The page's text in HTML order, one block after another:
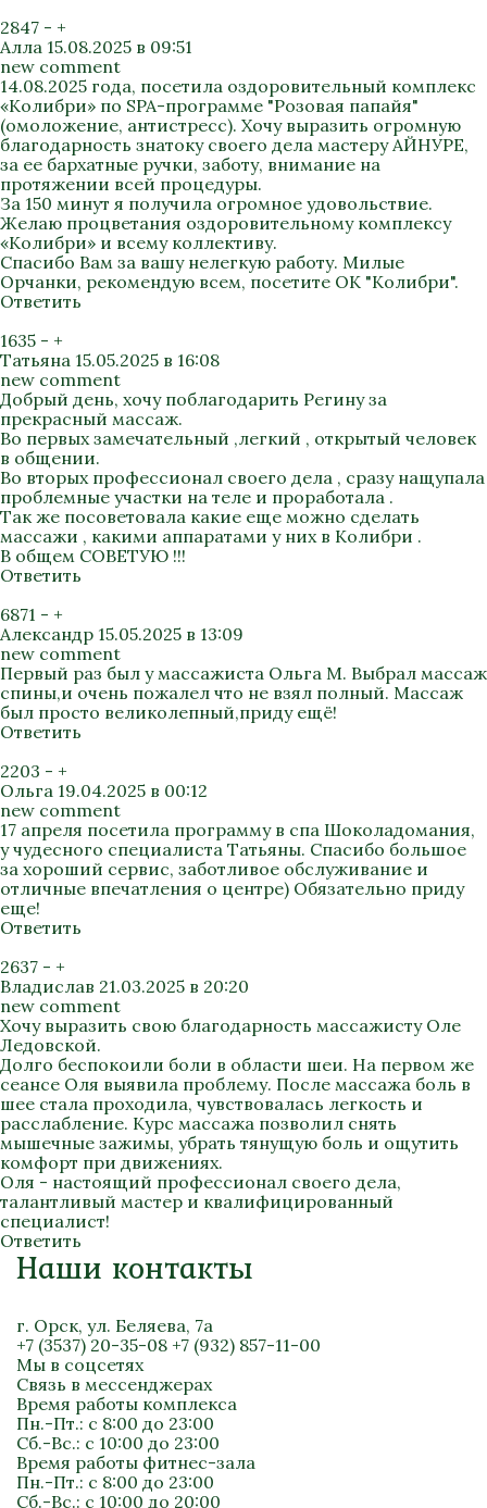
2847 - +
Алла 15.08.2025 в 09:51
new comment
14.08.2025 года, посетила оздоровительный комплекс
«Колибри» по SPA-программе "Розовая папайя"
(омоложение, антистресс). Хочу выразить огромную
благодарность знатоку своего дела мастеру АЙНУРЕ,
за ее бархатные ручки, заботу, внимание на
протяжении всей процедуры.
За 150 минут я получила огромное удовольствие.
Желаю процветания оздоровительному комплексу
«Колибри» и всему коллективу.
Спасибо Вам за вашу нелегкую работу. Милые
Орчанки, рекомендую всем, посетите ОК "Колибри".
Ответить
1635 - +
Татьяна 15.05.2025 в 16:08
new comment
Добрый день, хочу поблагодарить Регину за
прекрасный массаж.
Во первых замечательный ,легкий , открытый человек
в общении.
Во вторых профессионал своего дела , сразу нащупала
проблемные участки на теле и проработала .
Так же посоветовала какие еще можно сделать
массажи , какими аппаратами у них в Колибри .
В общем СОВЕТУЮ !!!
Ответить
6871 - +
Александр 15.05.2025 в 13:09
new comment
Первый раз был у массажиста Ольга М. Выбрал массаж
спины,и очень пожалел что не взял полный. Массаж
был просто великолепный,приду ещё!
Ответить
2203 - +
Ольга 19.04.2025 в 00:12
new comment
17 апреля посетила программу в спа Шоколадомания,
у чудесного специалиста Татьяны. Спасибо большое
за хороший сервис, заботливое обслуживание и
отличные впечатления о центре) Обязательно приду
еще!
Ответить
2637 - +
Владислав 21.03.2025 в 20:20
new comment
Хочу выразить свою благодарность массажисту Оле
Ледовской.
Долго беспокоили боли в области шеи. На первом же
сеансе Оля выявила проблему. После массажа боль в
шее стала проходила, чувствовалась легкость и
расслабление. Курс массажа позволил снять
мышечные зажимы, убрать тянущую боль и ощутить
комфорт при движениях.
Оля - настоящий профессионал своего дела,
талантливый мастер и квалифицированный
специалист!
Ответить
Наши контакты
г. Орск, ул. Беляева, 7а
+7 (3537) 20-35-08 +7 (932) 857-11-00
Мы в соцсетях
Связь в мессенджерах
Время работы комплекса
Пн.-Пт.: с 8:00 до 23:00
Сб.-Вс.: с 10:00 до 23:00
Время работы фитнес-зала
Пн.-Пт.: с 8:00 до 23:00
Сб.-Вс.: с 10:00 до 20:00